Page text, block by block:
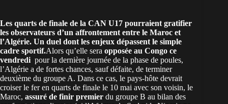
Les quarts de finale de la CAN U17 pourraient gratifier
les observateurs d’un affrontement entre le Maroc et
l’Algérie. Un duel dont les enjeux dépassent le simple
cadre sportif.Alors qu’elle sera opposée au Congo ce
vendredi pour la dernière journée de la phase de poules,
l’Algérie a de fortes chances, sauf défaite, de terminer
deuxième du groupe A. Dans ce cas, le pays-hôte devrait
croiser le fer en quarts de finale le 10 mai avec son voisin, le
Maroc, assuré de finir premier du groupe B au bilan des